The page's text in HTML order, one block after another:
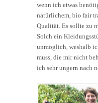
wenn ich etwas
natürlichem, bio fair
Qualität. Es sollte zu
Solch ein
unmöglich, weshalb
muss, die mir nicht
ich sehr ungern nach